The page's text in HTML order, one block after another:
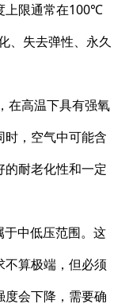
上限通常在100℃
、失去弹性、永久
在高温下具有强氧
，空气中可能含
耐老化性和一定
于中低压范围。这
算极端，但必须
会下降，需要确